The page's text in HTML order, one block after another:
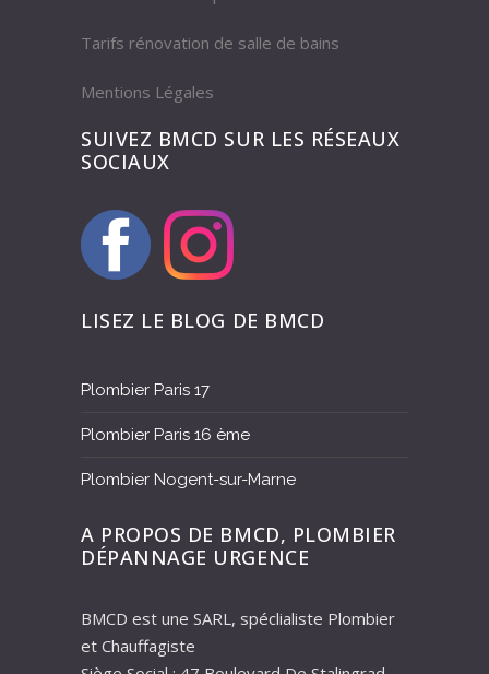
Tarifs rénovation de salle de bains
Mentions Légales
SUIVEZ BMCD SUR LES RÉSEAUX
SOCIAUX
LISEZ LE BLOG DE BMCD
Plombier Paris 17
Plombier Paris 16 ème
Plombier Nogent-sur-Marne
A PROPOS DE BMCD, PLOMBIER
DÉPANNAGE URGENCE
BMCD est une SARL, spéclialiste Plombier
et Chauffagiste